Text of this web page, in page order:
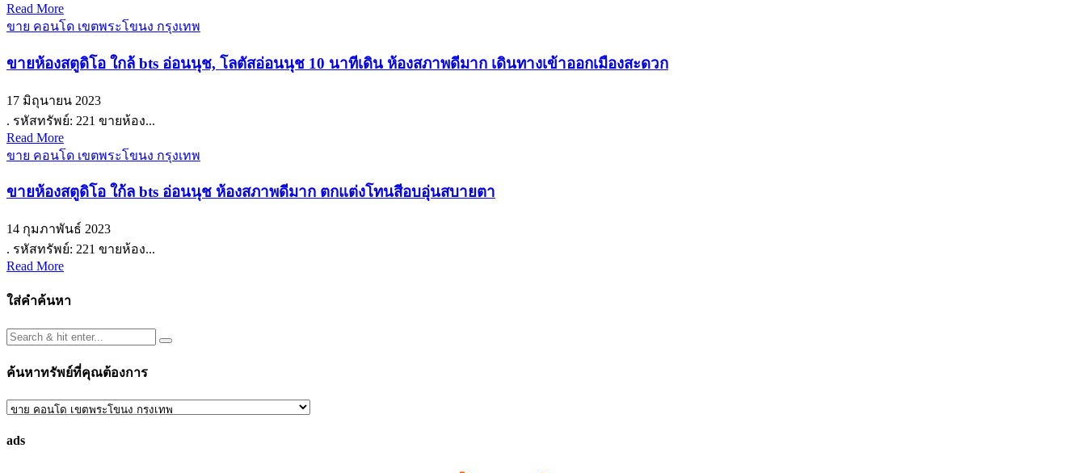
Read More
ขาย คอนโด เขตพระโขนง กรุงเทพ
ขายห้องสตูดิโอ ใกล้ bts อ่อนนุช, โลตัสอ่อนนุช 10 นาทีเดิน ห้องสภาพดีมาก เดินทางเข้าออกเมืองสะดวก
17 มิถุนายน 2023
. รหัสทรัพย์: 221 ขายห้อง...
Read More
ขาย คอนโด เขตพระโขนง กรุงเทพ
ขายห้องสตูดิโอ ใก้ล bts อ่อนนุช ห้องสภาพดีมาก ตกแต่งโทนสีอบอุ่นสบายตา
14 กุมภาพันธ์ 2023
. รหัสทรัพย์: 221 ขายห้อง...
Read More
ใส่คำค้นหา
ค้นหาทรัพย์ที่คุณต้องการ
ค้นหา
ที่
ads